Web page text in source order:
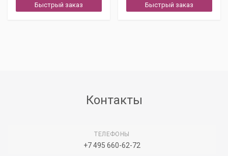
Быстрый заказ Быстрый заказ
Контакты
ТЕЛЕФОНЫ
+7 495 660-62-72